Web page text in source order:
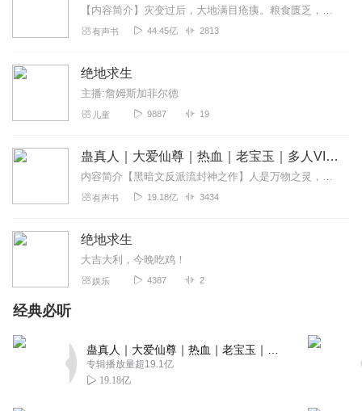
2023-06-13
其实制作一本书真的不容易，从选书到选CV配音到后期制
捏的非常准，给人很强的画面感，嗯，各种场景拟音配乐也
品，故事很有新意！主播们声音好听的不要不要的！大麦哦
2023-06-09 6
主播大大们演绎得很精彩呀。后期制作非常精良，引人入
胜！情节精彩，让人停不下来，期待后续更新哦😊
2023-06-09
这大制作啊，不错不错，主播和后期都很在线，不知不觉就
听了好久，期待后面的故事！
2023-06-09
【内容简介】灾变过后，大地满目疮痍。粮食匮乏，资源紧俏，局势混乱……一位从待规划区杀出来的青年，背对着漫天黄沙，孤身来到九区谋生，却不曾想偶然结识三五好友，一念...
有声书 44.45亿 2813
绝地求生
主播:詹姆斯加菲尔德
儿童 9887 19
蛊真人｜大爱仙尊｜热血｜老宝玉｜多人VIP免费有声剧
内容简介【黑暗文反派流封神之作】人是万物之灵，蛊是天地真精。一个穿越者不断重生的故事。一个养蛊、炼蛊、用蛊的奇特世界。配音组（男角色）老宝玉旁白...
有声书 19.18亿 3434
绝地求生
大吉大利，今晚吃鸡！
娱乐 4387 2
经典必听
专辑播放量超19.1亿
19.18亿